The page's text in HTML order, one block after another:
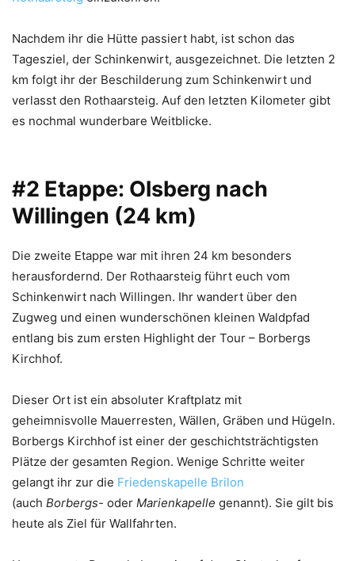
Nachdem ihr die Hütte passiert habt, ist schon das
Tagesziel, der Schinkenwirt, ausgezeichnet. Die letzten 2
km folgt ihr der Beschilderung zum Schinkenwirt und
verlasst den Rothaarsteig. Auf den letzten Kilometer gibt
es nochmal wunderbare Weitblicke.
#2 Etappe: Olsberg nach
Willingen (24 km)
Die zweite Etappe war mit ihren 24 km besonders
herausfordernd. Der Rothaarsteig führt euch vom
Schinkenwirt nach Willingen. Ihr wandert über den
Zugweg und einen wunderschönen kleinen Waldpfad
entlang bis zum ersten Highlight der Tour – Borbergs
Kirchhof.
Dieser Ort ist ein absoluter Kraftplatz mit
geheimnisvolle Mauerresten, Wällen, Gräben und Hügeln.
Borbergs Kirchhof ist einer der geschichtsträchtigsten
Plätze der gesamten Region. Wenige Schritte weiter
gelangt ihr zur die Friedenskapelle Brilon
(auch Borbergs- oder Marienkapelle genannt). Sie gilt bis
heute als Ziel für Wallfahrten.